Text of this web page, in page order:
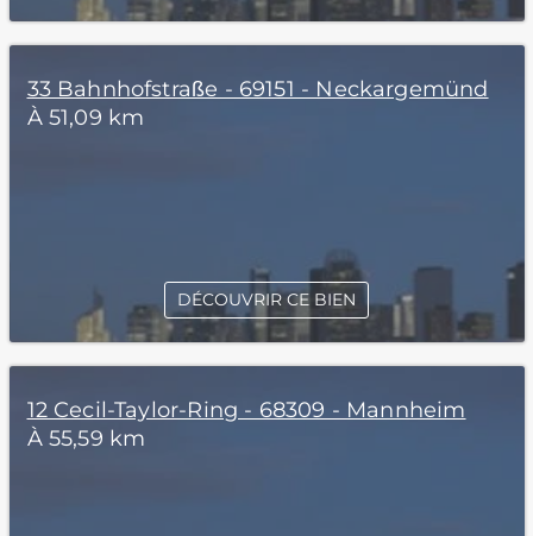
33 Bahnhofstraße - 69151 - Neckargemünd
À 51,09 km
DÉCOUVRIR CE BIEN
12 Cecil-Taylor-Ring - 68309 - Mannheim
À 55,59 km